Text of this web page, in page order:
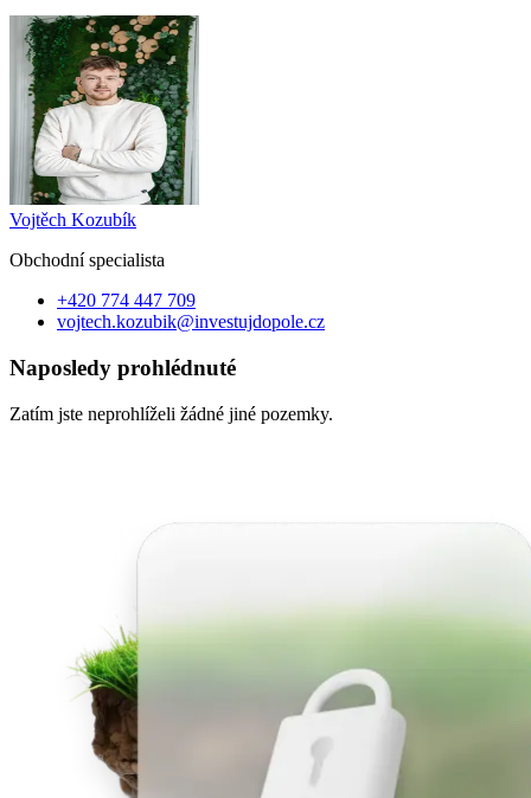
Vojtěch Kozubík
Obchodní specialista
+420 774 447 709
vojtech.kozubik@investujdopole.cz
Naposledy prohlédnuté
Zatím jste neprohlíželi žádné jiné pozemky.